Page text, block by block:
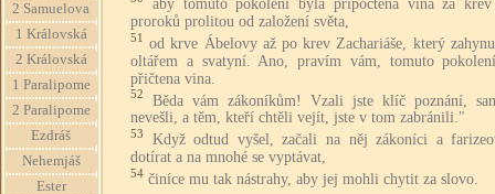
2 Samuelova
1 Královská
2 Královská
1 Paralipome
2 Paralipome
Ezdráš
Nehemjáš
Ester
aby tomuto pokolení byla připočtena vina za krev
proroků prolitou od založení světa,
51
od krve Ábelovy až po krev Zachariáše, který
oltářem a svatyní. Ano, pravím vám, tomuto
přičtena vina.
52
Běda vám zákoníkům! Vzali jste klíč poznání,
nevešli, a těm, kteří chtěli vejít, jste v tom zabránili."
53
Když odtud vyšel, začali na něj zákoníci a
dotírat a na mnohé se vyptávat,
54 činíce mu tak nástrahy, aby jej mohli chytit za slovo.